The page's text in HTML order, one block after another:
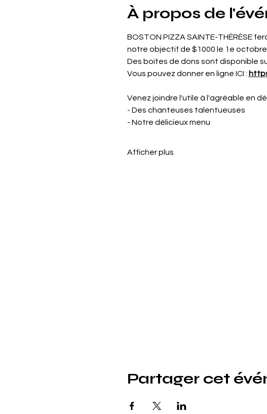
À propos de
BOSTON PIZZA SAINTE-THÉRÈSE
notre objectif de $1000 le 1e octobre.
Des boites de dons sont disponible
Vous pouvez donner en ligne ICI :
Venez joindre l'utile à l'agréable en
- Des chanteuses talentueuses
- Notre délicieux menu
Afficher plus
Partager cet